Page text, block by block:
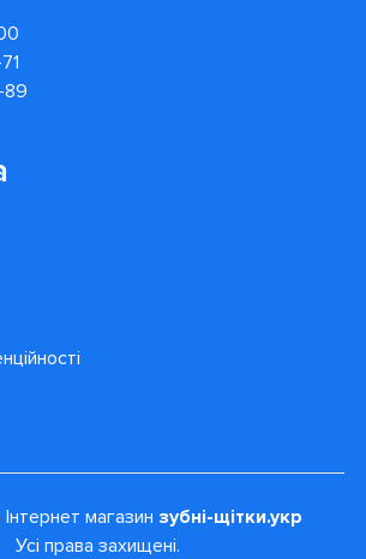
89
магазин зубні-щітки.укр
Усі права захищені.